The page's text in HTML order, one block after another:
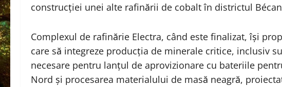
construcției unei alte rafinării de cobalt în districtul
Complexul de rafinărie Electra, când este finalizat, își
care să integreze producția de minerale critice, inclusiv
necesare pentru lanțul de aprovizionare cu bateriile
Nord și procesarea materialului de masă neagră,